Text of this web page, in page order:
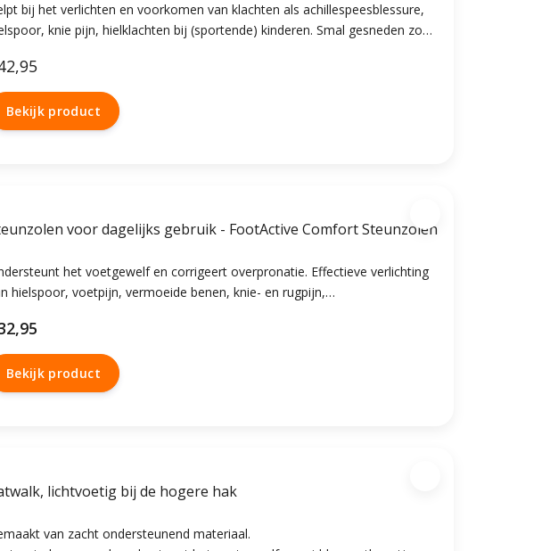
bij het verlichten en voorkomen van klachten als achillespeesblessure,
knie pijn, hielklachten bij (sportende) kinderen. Smal gesneden zool
morbus sever.
Bekijk product
voor dagelijks gebruik - FootActive Comfort Steunzolen
het voetgewelf en corrigeert overpronatie. Effectieve verlichting
hielspoor, voetpijn, vermoeide benen, knie- en rugpijn,
voet voor excellent loopcomfort.
Bekijk product
lichtvoetig bij de hogere hak
van zacht ondersteunend materiaal.